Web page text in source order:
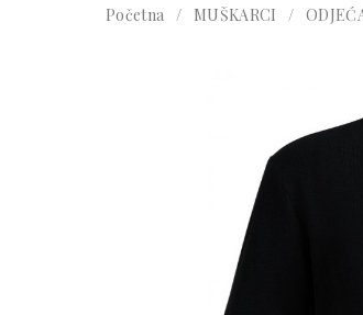
Početna MUŠKARCI